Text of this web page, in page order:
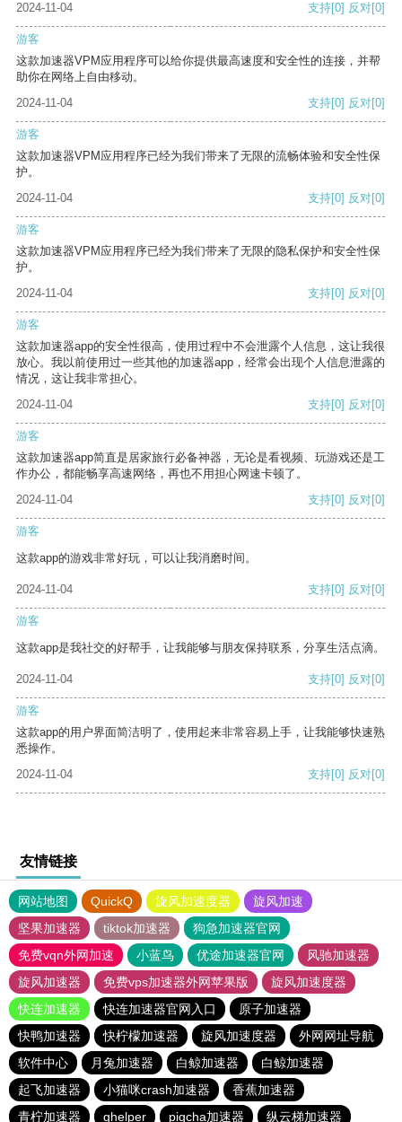
2024-11-04 支持[0] 反对[0]
游客
这款加速器VPM应用程序可以给你提供最高速度和安全性的连接，并帮
助你在网络上自由移动。
2024-11-04
支持[0] 反对[0]
游客
这款加速器VPM应用程序已经为我们带来了无限的流畅体验和安全性保
护。
2024-11-04
支持[0] 反对[0]
游客
这款加速器VPM应用程序已经为我们带来了无限的隐私保护和安全性保
护。
2024-11-04
支持[0] 反对[0]
游客
这款加速器app的安全性很高，使用过程中不会泄露个人信息，这让我很
放心。我以前使用过一些其他的加速器app，经常会出现个人信息泄露的
情况，这让我非常担心。
2024-11-04
支持[0] 反对[0]
游客
这款加速器app简直是居家旅行必备神器，无论是看视频、玩游戏还是工
作办公，都能畅享高速网络，再也不用担心网速卡顿了。
2024-11-04
支持[0] 反对[0]
游客
这款app的游戏非常好玩，可以让我消磨时间。
2024-11-04 支持[0] 反对[0]
游客
这款app是我社交的好帮手，让我能够与朋友保持联系，分享生活点滴。
2024-11-04 支持[0] 反对[0]
游客
这款app的用户界面简洁明了，使用起来非常容易上手，让我能够快速熟
悉操作。
2024-11-04
支持[0] 反对[0]
友情链接
网站地图 QuickQ 旋风加速度器
旋风加速
坚果加速器
tiktok加速器
狗急加速器官网
免费vqn外网加速
小蓝鸟 优途加速器官网
风驰加速器
旋风加速器
免费vps加速器外网苹果版
旋风加速度器
快连加速器
快连加速器官网入口
原子加速器
快鸭加速器
快柠檬加速器 旋风加速度器
外网网址导航
软件中心
月兔加速器 白鲸加速器
白鲸加速器
起飞加速器
小猫咪crash加速器
香蕉加速器
青柠加速器
ghelper pigcha加速器 纵云梯加速器